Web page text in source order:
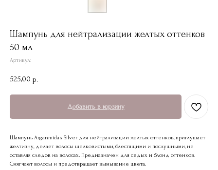
Шампунь для нейтрализации желтых оттенков
50 мл
Артикул:
525,00 р.
Добавить в корзину
Шампунь Arganmidas Silver для нейтрализации желтых оттенков, приглушает
желтизну, делает волосы шелковистыми, блестящими и послушными, не
оставляя следов на волосах. Предназначен для седых и блонд оттенков.
Смягчает волосы и предотвращает вымывание цвета.